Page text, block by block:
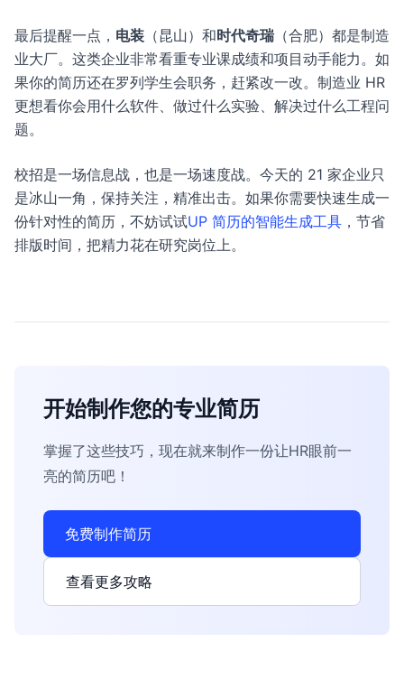
最后提醒一点， 电装 （昆山）和时代奇瑞（合肥）都是制造
业大厂。这类企业非常看重专业课成绩和项目动手能力。如
果你的简历还在罗列学生会职务，赶紧改一改。制造业 HR
更想看你会用什么软件、做过什么实验、解决过什么工程问
题。
校招是一场信息战，也是一场速度战。今天的 21 家企业只
是冰山一角，保持关注，精准出击。如果你需要快速生成一
份针对性的简历，不妨试试UP 简历的智能生成工具 ，节省
排版时间，把精力花在研究岗位上。
开始制作您的专业简历
掌握了这些技巧，现在就来制作一份让HR眼前一
亮的简历吧！
免费制作简历
查看更多攻略